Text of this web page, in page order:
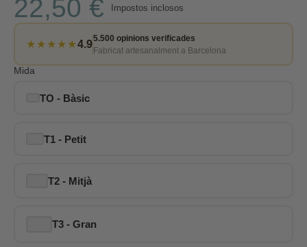
22,50 € Impostos inclosos
★★★★★4.9
5.500 opinions verificades
Fabricat artesanalment a Barcelona
Mida
TO - Bàsic
T1 - Petit
T2 - Mitjà
T3 - Gran